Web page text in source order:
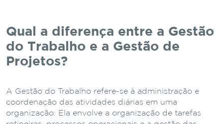
Qual a diferença entre a Gestão
do Trabalho e a Gestão de
Projetos?
A Gestão do Trabalho refere-se à administração e
coordenação das atividades diárias em uma
organização. Ela envolve a organização de tarefas